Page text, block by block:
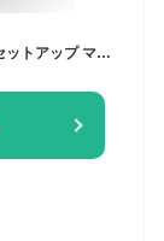
スリーピーススーツ メンズ スーツ ストライプ柄 セットアップ マット感 卒業式 入学式 スリムスーツ ビジネススーツ メンズスーツ 大きいサイズ カジュアル 細身 スタイリッシュ 通勤 テレワーク パーティー 結婚式 成人式 オシャレ 春夏 秋冬